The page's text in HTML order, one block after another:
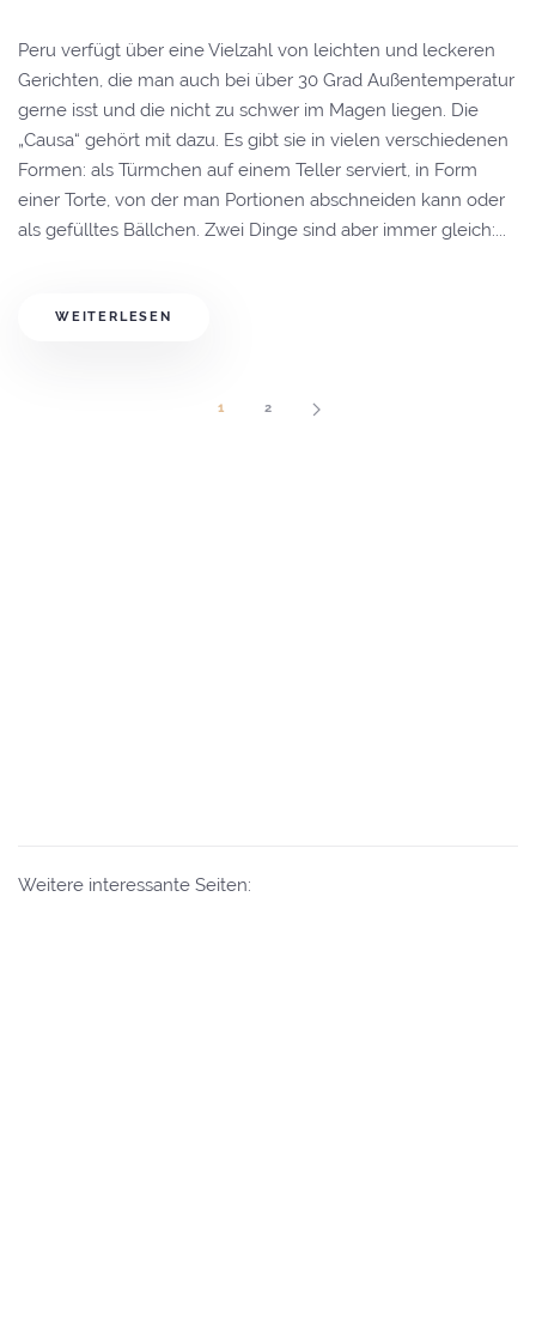
Peru verfügt über eine Vielzahl von leichten und leckeren
Gerichten, die man auch bei über 30 Grad Außentemperatur
gerne isst und die nicht zu schwer im Magen liegen. Die
„Causa“ gehört mit dazu. Es gibt sie in vielen verschiedenen
Formen: als Türmchen auf einem Teller serviert, in Form
einer Torte, von der man Portionen abschneiden kann oder
als gefülltes Bällchen. Zwei Dinge sind aber immer gleich:...
WEITERLESEN
1 2
Weitere interessante Seiten: